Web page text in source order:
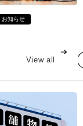
お知らせ
View all